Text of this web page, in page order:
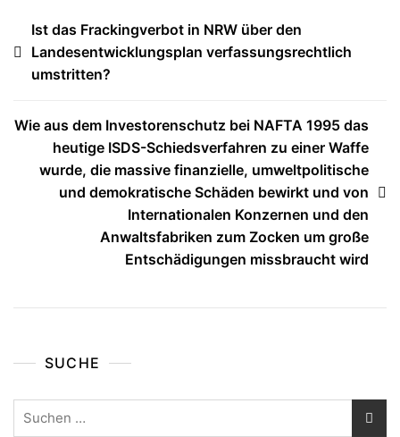
Beitragsnavigation
Ist das Frackingverbot in NRW über den
Landesentwicklungsplan verfassungsrechtlich
umstritten?
Wie aus dem Investorenschutz bei NAFTA 1995 das
heutige ISDS-Schiedsverfahren zu einer Waffe
wurde, die massive finanzielle, umweltpolitische
und demokratische Schäden bewirkt und von
Internationalen Konzernen und den
Anwaltsfabriken zum Zocken um große
Entschädigungen missbraucht wird
SUCHE